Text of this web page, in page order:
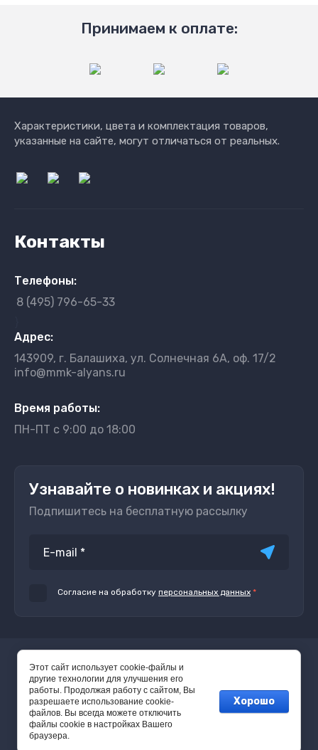
Принимаем к оплате:
Характеристики, цвета и комплектация товаров,
указанные на сайте, могут отличаться от реальных.
Контакты
Телефоны:
8 (495) 796-65-33
Адрес:
143909, г. Балашиха, ул. Солнечная 6А, оф. 17/2
info@mmk-alyans.ru
Время работы:
ПН-ПТ с 9:00 до 18:00
Узнавайте о новинках и акциях!
Подпишитесь на бесплатную рассылку
Согласие на обработку персональных данных *
© 2016 - 2026
Этот сайт использует cookie-файлы и
другие технологии для улучшения его
работы. Продолжая работу с сайтом, Вы
разрешаете использование cookie-
файлов. Вы всегда можете отключить
файлы cookie в настройках Вашего
браузера.
Хорошо